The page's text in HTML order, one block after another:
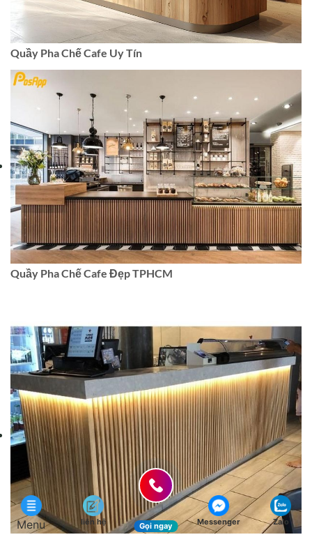
Quầy Pha Chế Cafe Uy Tín
Quầy Pha Chế Cafe Đẹp TPHCM
Menu liên hệ Gọi ngay Messenger Zalo